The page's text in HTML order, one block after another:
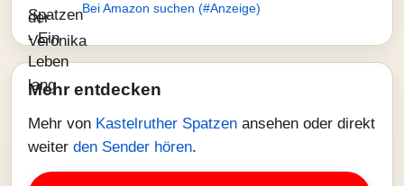
Bei Amazon suchen (#Anzeige)
Mehr entdecken
Mehr von Kastelruther Spatzen ansehen oder direkt
weiter den Sender hören.